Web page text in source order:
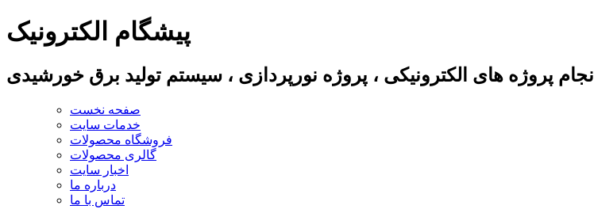
پیشگام الکترونیک
انجام پروژه های الکترونیکی ، پروژه نورپردازی ، سیستم تولید برق خورشیدی
صفحه نخست
خدمات سایت
فروشگاه محصولات
گالری محصولات
اخبار سایت
درباره ما
تماس با ما